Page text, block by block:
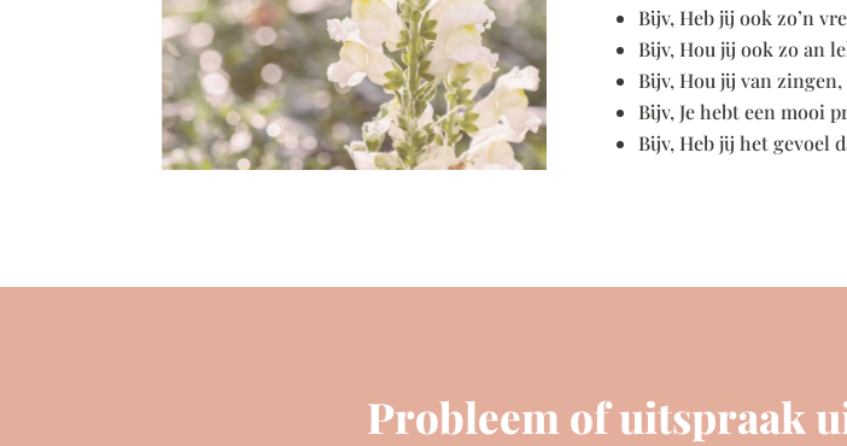
Bijv, Heb jij ook zo’n
Bijv, Hou jij ook zo an
Bijv, Hou jij van
Bijv, Je hebt een mooi
Bijv, Heb jij het gevoel
Probleem of uitspraak